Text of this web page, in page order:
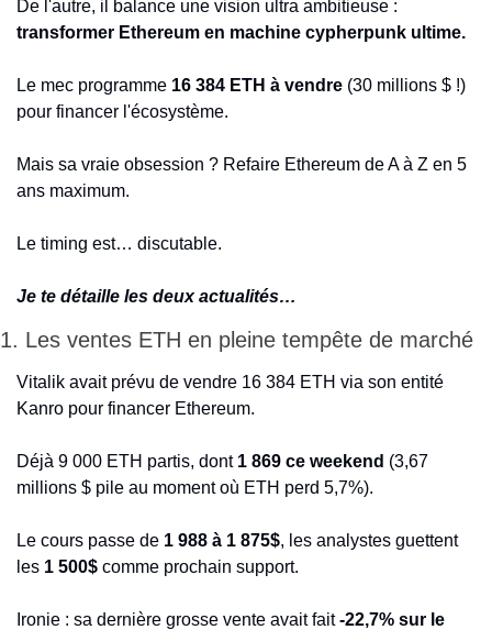
transformer Ethereum en machine cypherpunk ultime.
Le mec programme 16 384 ETH à vendre (30 millions $ !)
pour financer l'écosystème.
Mais sa vraie obsession ? Refaire Ethereum de A à Z en 5
ans maximum.
Le timing est… discutable.
Je te détaille les deux actualités…
1. Les ventes ETH en pleine tempête de marché
Vitalik avait prévu de vendre 16 384 ETH via son entité
Kanro pour financer Ethereum.
Déjà 9 000 ETH partis, dont 1 869 ce weekend (3,67
millions $ pile au moment où ETH perd 5,7%).
Le cours passe de 1 988 à 1 875$, les analystes guettent
les 1 500$ comme prochain support.
Ironie : sa dernière grosse vente avait fait -22,7% sur le